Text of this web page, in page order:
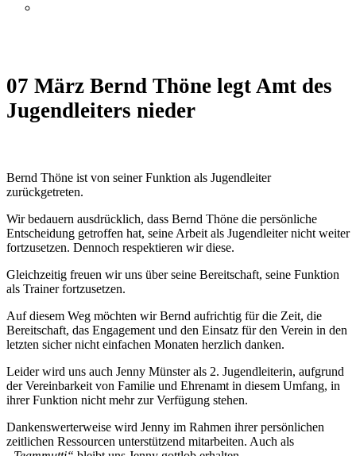
07 März Bernd Thöne legt Amt des
Jugendleiters nieder
Bernd Thöne ist von seiner Funktion als Jugendleiter
zurückgetreten.
Wir bedauern ausdrücklich, dass Bernd Thöne die persönliche
Entscheidung getroffen hat, seine Arbeit als Jugendleiter nicht weiter
fortzusetzen. Dennoch respektieren wir diese.
Gleichzeitig freuen wir uns über seine Bereitschaft, seine Funktion
als Trainer fortzusetzen.
Auf diesem Weg möchten wir Bernd aufrichtig für die Zeit, die
Bereitschaft, das Engagement und den Einsatz für den Verein in den
letzten sicher nicht einfachen Monaten herzlich danken.
Leider wird uns auch Jenny Münster als 2. Jugendleiterin, aufgrund
der Vereinbarkeit von Familie und Ehrenamt in diesem Umfang, in
ihrer Funktion nicht mehr zur Verfügung stehen.
Dankenswerterweise wird Jenny im Rahmen ihrer persönlichen
zeitlichen Ressourcen unterstützend mitarbeiten. Auch als